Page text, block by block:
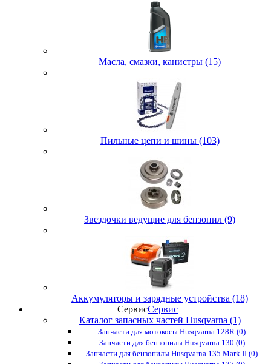
Масла, смазки, канистры (15)
Пильные цепи и шины (103)
Звездочки ведущие для бензопил (9)
Аккумуляторы и зарядные устройства (18)
СервисСервис
Каталог запасных частей Husqvarna (1)
Запчасти для мотокосы Husqvarna 128R (0)
Запчасти для бензопилы Husqvarna 130 (0)
Запчасти для бензопилы Husqvarna 135 Mark II (0)